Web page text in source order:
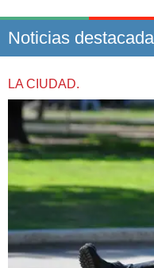
Noticias
LA CIUDAD.